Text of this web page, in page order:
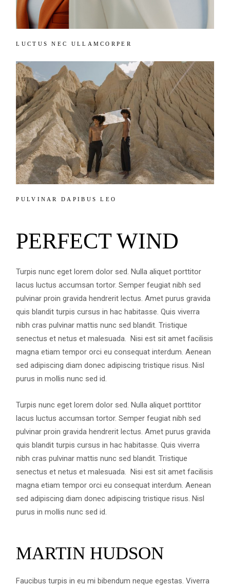
LUCTUS NEC ULLAMCORPER
PULVINAR DAPIBUS LEO
PERFECT WIND
Turpis nunc eget lorem dolor sed. Nulla aliquet porttitor
lacus luctus accumsan tortor. Semper feugiat nibh sed
pulvinar proin gravida hendrerit lectus. Amet purus gravida
quis blandit turpis cursus in hac habitasse. Quis viverra
nibh cras pulvinar mattis nunc sed blandit. Tristique
senectus et netus et malesuada. Nisi est sit amet facilisis
magna etiam tempor orci eu consequat interdum. Aenean
sed adipiscing diam donec adipiscing tristique risus. Nisl
purus in mollis nunc sed id.
Turpis nunc eget lorem dolor sed. Nulla aliquet porttitor
lacus luctus accumsan tortor. Semper feugiat nibh sed
pulvinar proin gravida hendrerit lectus. Amet purus gravida
quis blandit turpis cursus in hac habitasse. Quis viverra
nibh cras pulvinar mattis nunc sed blandit. Tristique
senectus et netus et malesuada. Nisi est sit amet facilisis
magna etiam tempor orci eu consequat interdum. Aenean
sed adipiscing diam donec adipiscing tristique risus. Nisl
purus in mollis nunc sed id.
MARTIN HUDSON
Faucibus turpis in eu mi bibendum neque egestas. Viverra